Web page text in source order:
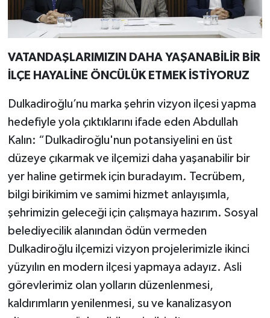
VATANDAŞLARIMIZIN DAHA YAŞANABİLİR BİR
İLÇE HAYALİNE ÖNCÜLÜK ETMEK İSTİYORUZ
Dulkadiroğlu’nu marka şehrin vizyon ilçesi yapma
hedefiyle yola çıktıklarını ifade eden Abdullah
Kalın: “Dulkadiroğlu'nun potansiyelini en üst
düzeye çıkarmak ve ilçemizi daha yaşanabilir bir
yer haline getirmek için buradayım. Tecrübem,
bilgi birikimim ve samimi hizmet anlayışımla,
şehrimizin geleceği için çalışmaya hazırım. Sosyal
belediyecilik alanından ödün vermeden
Dulkadiroğlu ilçemizi vizyon projelerimizle ikinci
yüzyılın en modern ilçesi yapmaya adayız. Asli
görevlerimiz olan yolların düzenlenmesi,
kaldırımların yenilenmesi, su ve kanalizasyon